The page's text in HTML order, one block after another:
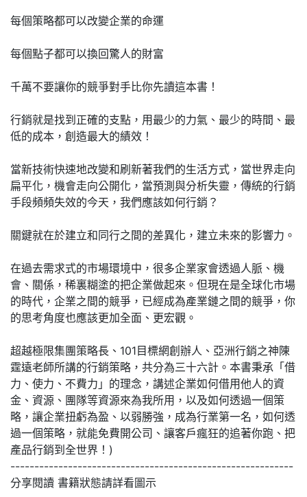
每個策略都可以改變企業的命運
每個點子都可以換回驚人的財富
千萬不要讓你的競爭對手比你先讀這本書！
行銷就是找到正確的支點，用最少的力氣、最少的時間、最
低的成本，創造最大的績效！
當新技術快速地改變和刷新著我們的生活方式，當世界走向
扁平化，機會走向公開化，當預測與分析失靈，傳統的行銷
手段頻頻失效的今天，我們應該如何行銷？
關鍵就在於建立和同行之間的差異化，建立未來的影響力。
在過去需求式的市場環境中，很多企業家會透過人脈、機
會、關係，稀裏糊塗的把企業做起來。但現在是全球化市場
的時代，企業之間的競爭，已經成為產業鏈之間的競爭，你
的思考角度也應該更加全面、更宏觀。
超越極限集團策略長、101目標網創辦人、亞洲行銷之神陳
霆遠老師所講的行銷策略，共分為三十六計。本書秉承「借
力、使力、不費力」的理念，講述企業如何借用他人的資
金、資源、團隊等資源來為我所用，以及如何透過一個策
略，讓企業扭虧為盈、以弱勝強，成為行業第一名，如何透
過一個策略，就能免費開公司、讓客戶瘋狂的追著你跑、把
產品行銷到全世界！)
-----------------------------------------------------------
分享閱讀 書籍狀態請詳看圖示